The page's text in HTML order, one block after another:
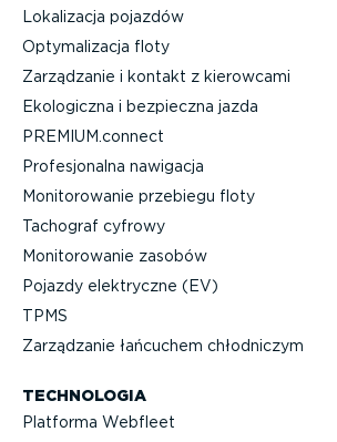
Lokalizacja pojazdów
Optyma­li­zacja floty
Zarządzanie i kontakt z kierowcami
Ekologiczna i bezpieczna jazda
PREMIUM.connect
Profe­sjo­nalna nawigacja
Monito­ro­wanie przebiegu floty
Tachograf cyfrowy
Monito­ro­wanie zasobów
Pojazdy elektryczne (EV)
TPMS
Zarządzanie łańcuchem chłodniczym
TECHNOLOGIA
Platforma Webfleet